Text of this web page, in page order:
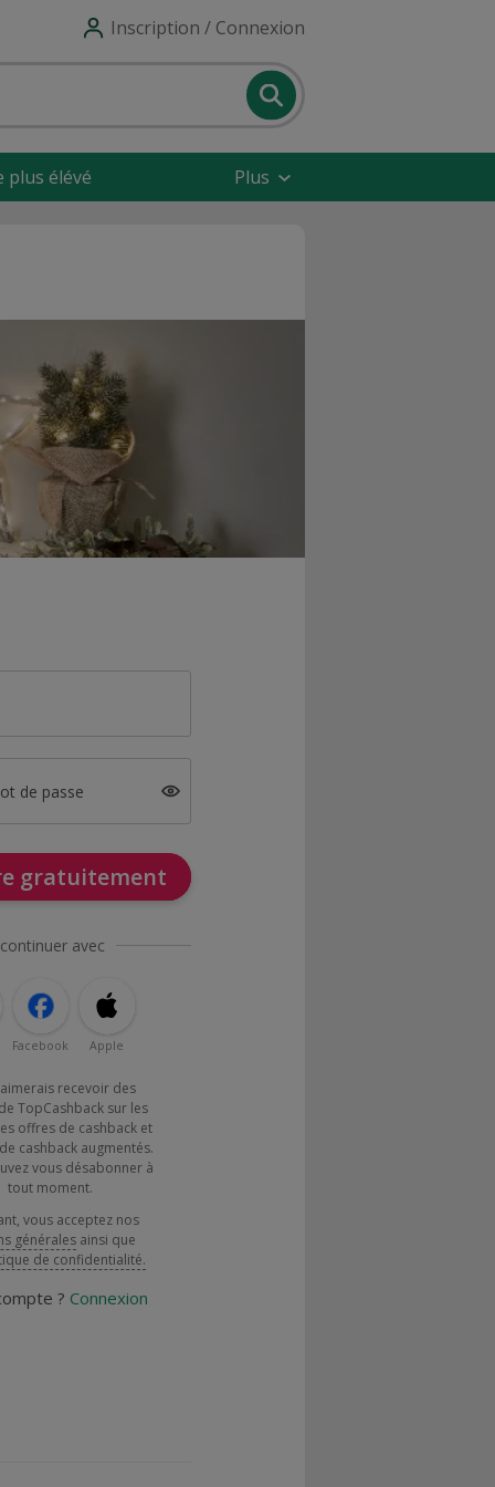
Inscription / Connexion
plus élévé Plus
de passe
gratuitement
avec
Facebook Apple
recevoir des
TopCashback sur les
offres de cashback et
cashback augmentés.
vous désabonner à
tout moment.
vous acceptez nos
générales ainsi que
de confidentialité.
? Connexion